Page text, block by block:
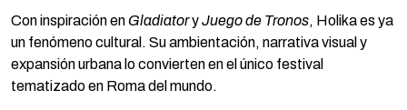
Con inspiración en GladiatoryJuego de Tronos, Holika es ya
un fenómeno cultural. Su ambientación, narrativa visual y
expansión urbana lo convierten en el único festival
tematizado en Roma del mundo.